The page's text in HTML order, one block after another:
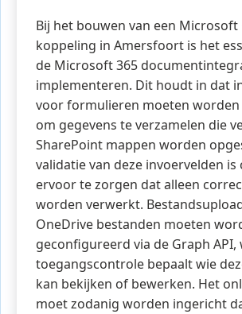
Bij het bouwen van een Microsoft
koppeling in Amersfoort is het
de Microsoft 365
implementeren. Dit houdt in dat
voor formulieren moeten
om gegevens te verzamelen die
SharePoint mappen worden
validatie van deze invoervelden is
ervoor te zorgen dat alleen
worden verwerkt.
OneDrive bestanden moeten
geconfigureerd via de Graph API,
toegangscontrole bepaalt wie
kan bekijken of bewerken. Het
moet zodanig worden ingericht